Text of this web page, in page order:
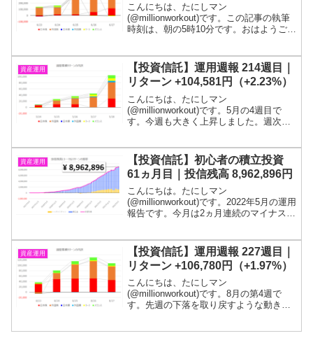
こんにちは、たにしマン
(@millionworkout)です。この記事の執筆
時刻は、朝の5時10分です。おはようござ
程度です！目標である１億円に到達する
までは投...
資産運用
【投資信託】運用週報 214週目｜
リターン +104,581円（+2.23%）
こんにちは、たにしマン
(@millionworkout)です。5月の4週目で
す。今週も大きく上昇しました。週次リ
解約するつもりは無いので、本来、投信
残高の短期的な上下動...
資産運用
【投資信託】初心者の積立投資
61ヵ月目｜投信残高 8,962,896円
こんにちは。たにしマン
(@millionworkout)です。2022年5月の運用
報告です。今月は2ヵ月連続のマイナスリ
らコツコツと」が大切だと思い、社会人
になったタイ...
資産運用
【投資信託】運用週報 227週目｜
リターン +106,780円（+1.97%）
こんにちは、たにしマン
(@millionworkout)です。8月の第4週で
す。先週の下落を取り戻すような動きと